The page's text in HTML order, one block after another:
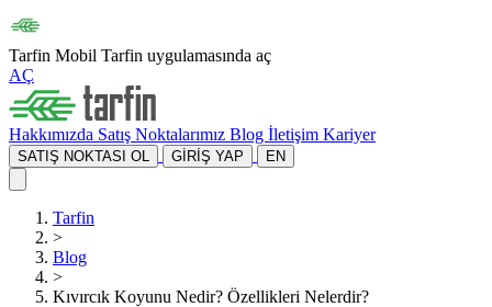
Tarfin Mobil Tarfin uygulamasında aç
AÇ
Hakkımızda Satış Noktalarımız Blog İletişim Kariyer
SATIŞ NOKTASI OL GİRİŞ YAP EN
Tarfin
>
Blog
>
Kıvırcık Koyunu Nedir? Özellikleri Nelerdir?